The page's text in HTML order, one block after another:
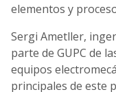
elementos y
Sergi Ametller,
parte de GUPC de
equipos
principales de este